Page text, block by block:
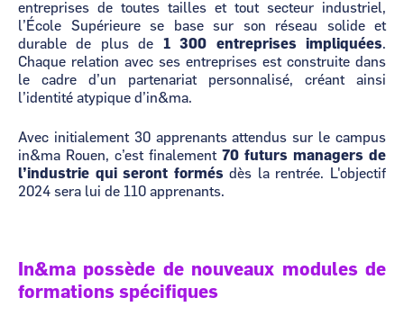
entreprises de toutes tailles et tout secteur industriel,
l’École Supérieure se base sur son réseau solide et
durable de plus de 1 300 entreprises impliquées.
Chaque relation avec ses entreprises est construite dans
le cadre d’un partenariat personnalisé, créant ainsi
l’identité atypique d’in&ma.
Avec initialement 30 apprenants attendus sur le campus
in&ma Rouen, c’est finalement 70 futurs managers de
l’industrie qui seront formésdès la rentrée. L'objectif
2024 sera lui de 110 apprenants.
In&ma possède de nouveaux modules de
formations spécifiques